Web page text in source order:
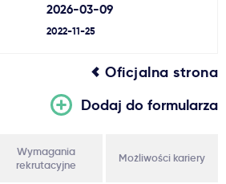
2026-03-09
2022-11-25
Oficjalna strona
Dodaj do formularza
Wymagania
rekrutacyjne
Możliwości kariery